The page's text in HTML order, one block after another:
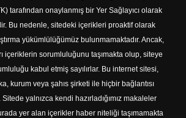
tarafından onaylanmış bir Yer Sağlayıcı olarak
Bu nedenle, sitedeki içerikleri proaktif olarak
yükümlülüğümüz bulunmamaktadır. Ancak,
içeriklerin sorumluluğunu taşımakta olup, siteye
kabul etmiş sayılırlar. Bu internet sitesi,
kurum veya şahıs şirketi ile hiçbir bağlantısı
yalnızca kendi hazırladığımız makaleler
yer alan içerikler haber niteliği taşımamakta